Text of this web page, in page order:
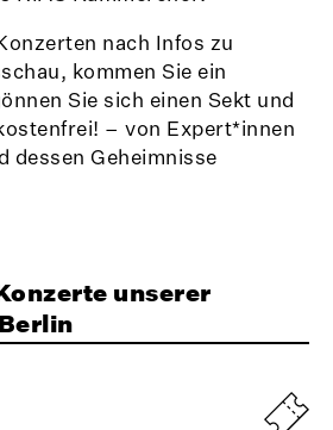
nach Infos zu
kommen Sie ein
Sie sich einen Sekt und
– von Expert*innen
dessen Geheimnisse
unserer